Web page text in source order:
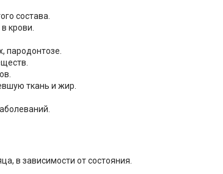
состава.
крови.
пародонтозе.
ткань и жир.
в зависимости от состояния.